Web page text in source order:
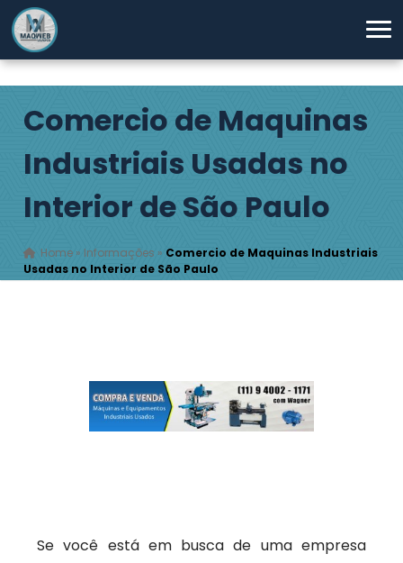
Comercio de Maquinas
Industriais Usadas no
Interior de São Paulo
Home » Informações » Comercio de Maquinas Industriais
Usadas no Interior de São Paulo
Se você está em busca de uma empresa